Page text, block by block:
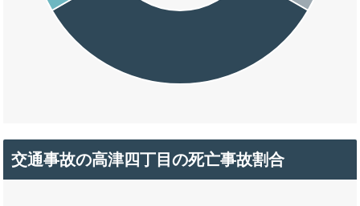
交通事故の高津四丁目の死亡事故割合